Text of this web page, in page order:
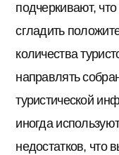
подчеркивают,
сгладить
количества
направлять
туристической
иногда
недостатков, что